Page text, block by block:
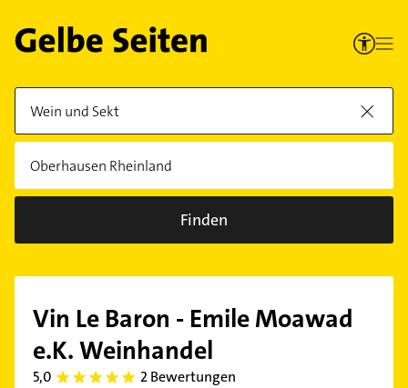
Finden
Vin Le Baron - Emile Moawad
e.K. Weinhandel
5,0 5.0 2 Bewertungen